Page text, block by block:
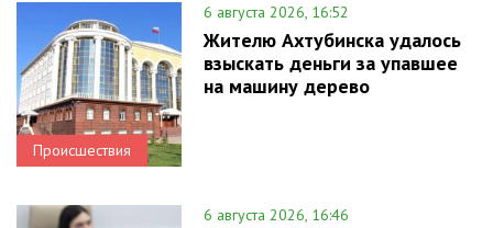
Происшествия
6 августа 2026, 16:52
Жителю Ахтубинска удалось
взыскать деньги за упавшее
на машину дерево
6 августа 2026, 16:46